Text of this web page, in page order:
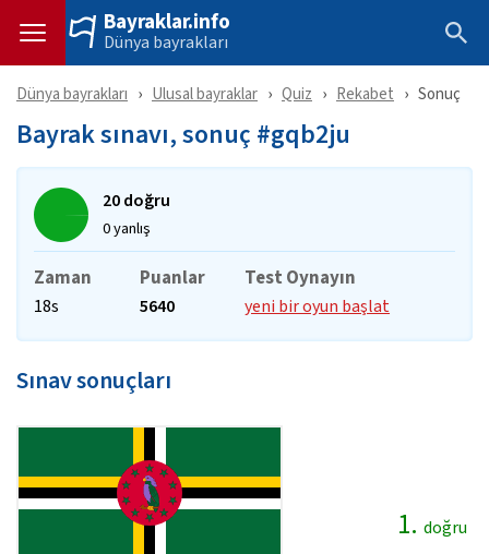
Bayraklar.info
Dünya bayrakları
Dünya bayrakları Ulusal bayraklar Quiz Rekabet Sonuç
Bayrak sınavı, sonuç #gqb2ju
20 doğru
0 yanlış
Zaman
18s
Puanlar
5640
Test Oynayın
yeni bir oyun başlat
Sınav sonuçları
1. doğru